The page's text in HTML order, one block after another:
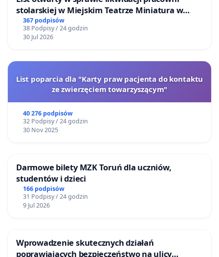
stolarskiej w Miejskim Teatrze Miniatura w
Gdańsku
367 podpisów
38 Podpisy / 24 godzin
30 Jul 2026
List poparcia dla "Karty praw pacjenta do kontaktu
ze zwierzęciem towarzyszącym"
40 276 podpisów
32 Podpisy / 24 godzin
30 Nov 2025
Darmowe bilety MZK Toruń dla uczniów,
studentów i dzieci
166 podpisów
31 Podpisy / 24 godzin
9 Jul 2026
Wprowadzenie skutecznych działań
poprawiających bezpieczeństwo na ulicy